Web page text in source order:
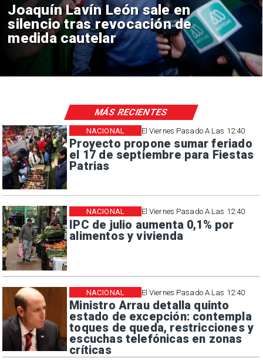
Chile y Venezuela formalizan
reinicio de relaciones
consulares
El Viernes Pasado A Las 12:40
Proyecto propone sumar feriado
el 17 de septiembre para Fiestas
Patrias
NACIONAL
El Viernes Pasado A Las 12:40
IPC de julio aumenta 0,1% por
alimentos y vivienda
NACIONAL
El Viernes Pasado A Las 12:40
Ministro Arrau detalla quinto
estado de excepción: contempla
toques de queda, restricciones y
escuchas telefónicas en zonas
críticas
NACIONAL
MÁS RECIENTES